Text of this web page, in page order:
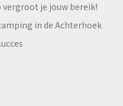
je jouw bereik!
in de Achterhoek